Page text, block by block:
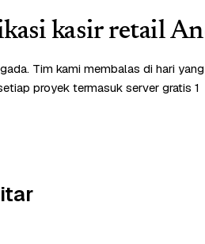
kasir retail
Tim kami membalas di hari yang
proyek termasuk server gratis 1